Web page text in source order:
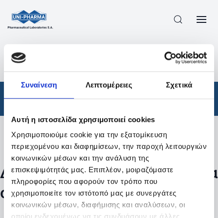
Συναίνεση Λεπτομέρειες Σχετικά
Αυτή η ιστοσελίδα χρησιμοποιεί cookies
Χρησιμοποιούμε cookie για την εξατομίκευση
περιεχομένου και διαφημίσεων, την παροχή λειτουργιών
κοινωνικών μέσων και την ανάλυση της
επισκεψιμότητάς μας. Επιπλέον, μοιραζόμαστε
πληροφορίες που αφορούν τον τρόπο που
χρησιμοποιείτε τον ιστότοπό μας με συνεργάτες
κοινωνικών μέσων, διαφήμισης και αναλύσεων, οι
οποίοι ενδεχομένως να τις συνδυάσουν με άλλες
ΠΡΟΪΟΝΤΑ
ΑΠΟΤΕΛΕΣΜΑΤΑ ΑΝΑΖΗΤΗΣΗΣ
Φάρμακα
Φίλτρα
Δεν βρέθηκαν προϊόντα με τα
συγκεκριμένα φίλτρα